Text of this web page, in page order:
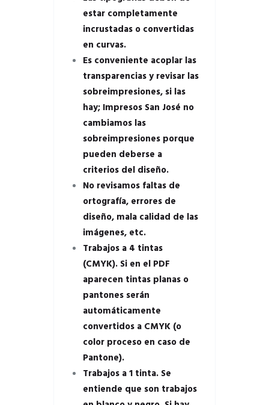
estar completamente
incrustadas o convertidas
en curvas.
Es conveniente acoplar las
transparencias y revisar las
sobreimpresiones, si las
hay; Impresos San José no
cambiamos las
sobreimpresiones porque
pueden deberse a
criterios del diseño.
No revisamos faltas de
ortografía, errores de
diseño, mala calidad de las
imágenes, etc.
Trabajos a 4 tintas
(CMYK). Si en el PDF
aparecen tintas planas o
pantones serán
automáticamente
convertidos a CMYK (o
color proceso en caso de
Pantone).
Trabajos a 1 tinta. Se
entiende que son trabajos